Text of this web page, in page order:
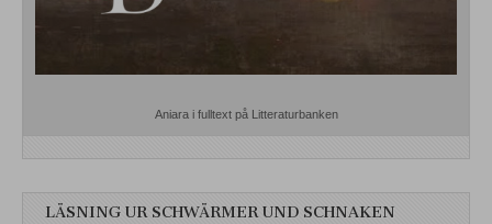
Aniara i fulltext på Litteraturbanken
LÄSNING UR SCHWÄRMER UND SCHNAKEN